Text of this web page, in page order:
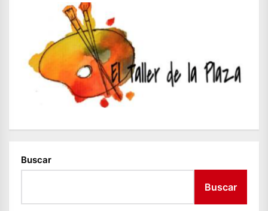
Buscar
Buscar